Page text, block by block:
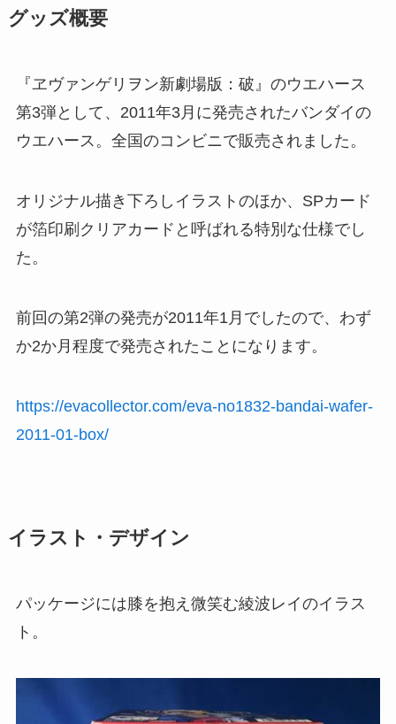
グッズ概要
『ヱヴァンゲリヲン新劇場版：破』のウエハース
第3弾として、2011年3月に発売されたバンダイの
ウエハース。全国のコンビニで販売されました。
オリジナル描き下ろしイラストのほか、SPカード
が箔印刷クリアカードと呼ばれる特別な仕様でし
た。
前回の第2弾の発売が2011年1月でしたので、わず
か2か月程度で発売されたことになります。
https://evacollector.com/eva-no1832-bandai-wafer-
2011-01-box/
イラスト・デザイン
パッケージには膝を抱え微笑む綾波レイのイラス
ト。